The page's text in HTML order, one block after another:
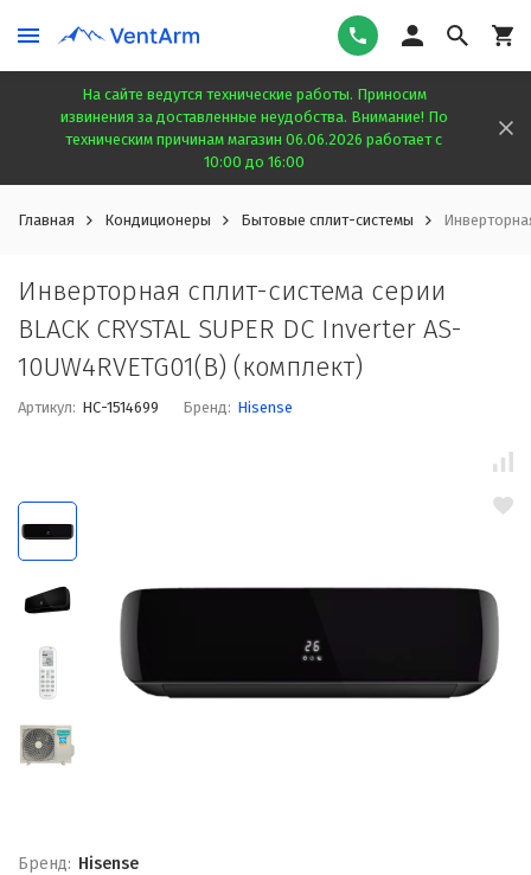
На сайте ведутся технические работы. Приносим
извинения за доставленные неудобства. Внимание! По
техническим причинам магазин 06.06.2026 работает с
10:00 до 16:00
Главная Кондиционеры Бытовые сплит-системы
Инверторная сплит-система серии
BLACK CRYSTAL SUPER DC Inverter AS-
10UW4RVETG01(B) (комплект)
Артикул: НС-1514699 Бренд: Hisense
Бренд: Hisense